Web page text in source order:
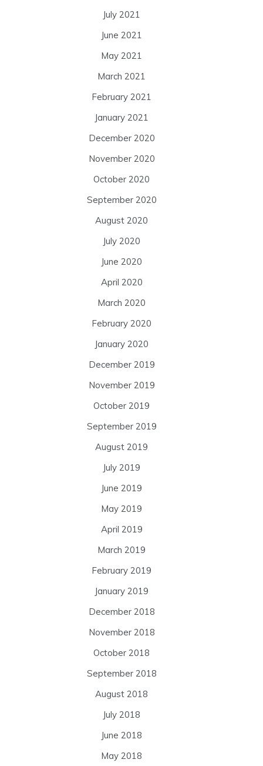
July 2021
June 2021
May 2021
March 2021
February 2021
January 2021
December 2020
November 2020
October 2020
September 2020
August 2020
July 2020
June 2020
April 2020
March 2020
February 2020
January 2020
December 2019
November 2019
October 2019
September 2019
August 2019
July 2019
June 2019
May 2019
April 2019
March 2019
February 2019
January 2019
December 2018
November 2018
October 2018
September 2018
August 2018
July 2018
June 2018
May 2018